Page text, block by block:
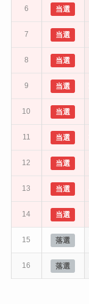
6 当選
7 当選
8 当選
9 当選
10 当選
11 当選
12 当選
13 当選
14 当選
15 落選
16 落選